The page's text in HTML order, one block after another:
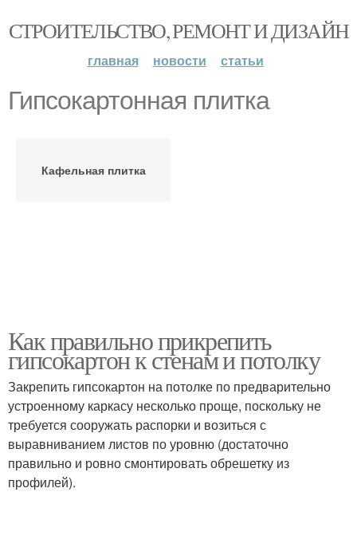
СТРОИТЕЛЬСТВО, РЕМОНТ И ДИЗАЙН
главная новости статьи
Гипсокартонная плитка
Кафельная плитка
Как правильно прикрепить
гипсокартон к стенам и потолку
Закрепить гипсокартон на потолке по предварительно
устроенному каркасу несколько проще, поскольку не
требуется сооружать распорки и возиться с
выравниванием листов по уровню (достаточно
правильно и ровно смонтировать обрешетку из
профилей).